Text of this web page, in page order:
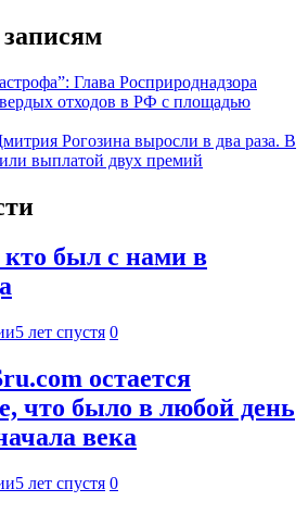
Глава Росприроднадзора
отходов в РФ с площадью
Рогозина выросли в два раза. В
выплатой двух премий
был с нами в
5 лет спустя 0
остается
что было в любой день
века
5 лет спустя 0